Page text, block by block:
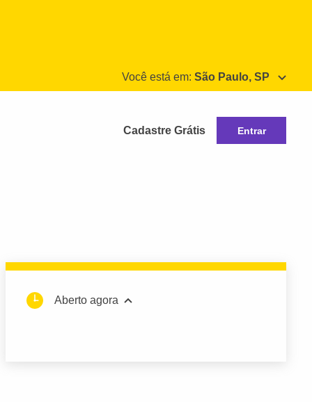
Você está em: São Paulo, SP
Cadastre Grátis Entrar
Aberto agora